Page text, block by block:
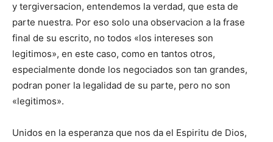
y tergiversacion, entendemos la verdad, que esta de
parte nuestra. Por eso solo una observacion a la frase
final de su escrito, no todos «los intereses son
legitimos», en este caso, como en tantos otros,
especialmente donde los negociados son tan grandes,
podran poner la legalidad de su parte, pero no son
«legitimos».
Unidos en la esperanza que nos da el Espiritu de Dios,